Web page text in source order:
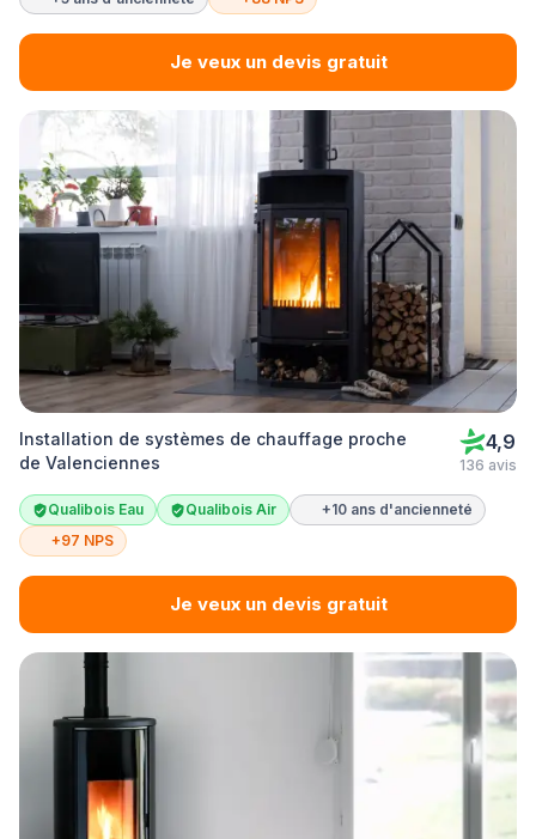
Je veux un devis gratuit
Installation de systèmes de chauffage proche
de Valenciennes
4,9
136 avis
Qualibois Eau Qualibois Air
+10 ans d'ancienneté
+97 NPS
Je veux un devis gratuit